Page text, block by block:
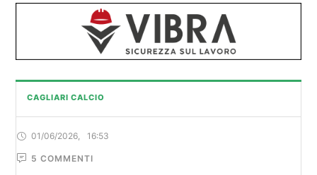
CAGLIARI CALCIO
01/06/2026 16:53
5 COMMENTI